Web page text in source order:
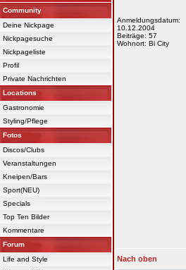
Community
Deine Nickpage
Nickpagesuche
Nickpageliste
Profil
Private Nachrichten
Locations
Gastronomie
Styling/Pflege
Fotos
Discos/Clubs
Veranstaltungen
Kneipen/Bars
Sport(NEU)
Specials
Top Ten Bilder
Kommentare
Forum
Life and Style
Anmeldungsdatum:
10.12.2004
Beiträge: 57
Wohnort: Bi City
Nach oben